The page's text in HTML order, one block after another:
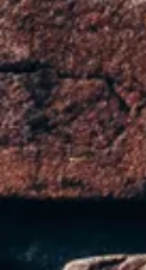
colorazioni.